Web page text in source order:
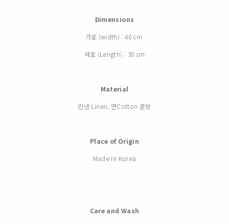
Dimensions
가로 (width) : 40 cm
세로 (Length) : 30 cm
Material
린넨 Linen, 면Cotton 혼방
Place of Origin
Made in Korea
Care and Wash